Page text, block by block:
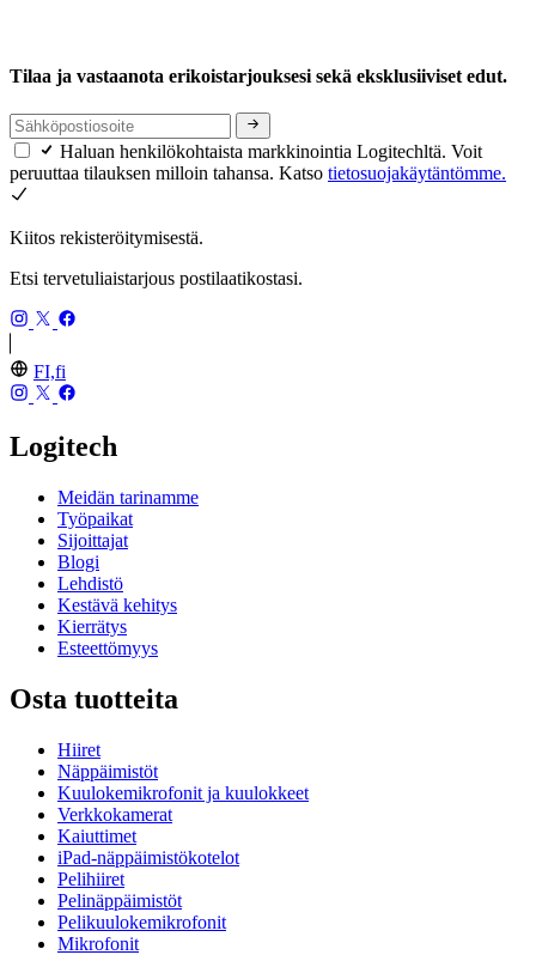
Tilaa ja vastaanota erikoistarjouksesi sekä eksklusiiviset edut.
Haluan henkilökohtaista markkinointia Logitechltä. Voit
peruuttaa tilauksen milloin tahansa. Katso tietosuojakäytäntömme.
Kiitos rekisteröitymisestä.
Etsi tervetuliaistarjous postilaatikostasi.
FI,fi
Logitech
Meidän tarinamme
Työpaikat
Sijoittajat
Blogi
Lehdistö
Kestävä kehitys
Kierrätys
Esteettömyys
Osta tuotteita
Hiiret
Näppäimistöt
Kuulokemikrofonit ja kuulokkeet
Verkkokamerat
Kaiuttimet
iPad-näppäimistökotelot
Pelihiiret
Pelinäppäimistöt
Pelikuulokemikrofonit
Mikrofonit